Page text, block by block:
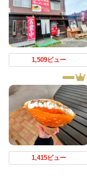
1,509ビュー
1,415ビュー